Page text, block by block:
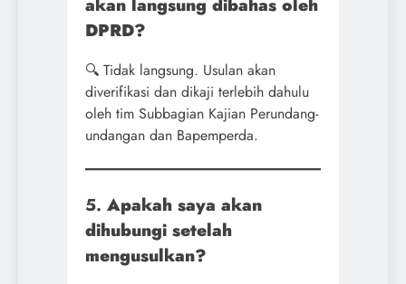
DPRD?
🔍 Tidak langsung. Usulan akan
diverifikasi dan dikaji terlebih dahulu
oleh tim Subbagian Kajian Perundang-
undangan dan Bapemperda.
5. Apakah saya akan
dihubungi setelah
mengusulkan?